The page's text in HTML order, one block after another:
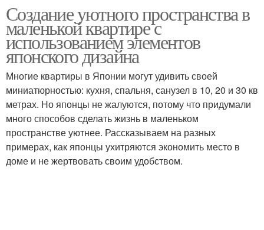
Создание уютного пространства в
маленькой квартире с
использованием элементов
японского дизайна
Многие квартиры в Японии могут удивить своей
миниатюрностью: кухня, спальня, санузел в 10, 20 и 30 кв
метрах. Но японцы не жалуются, потому что придумали
много способов сделать жизнь в маленьком
пространстве уютнее. Рассказываем на разных
примерах, как японцы ухитряются экономить место в
доме и не жертвовать своим удобством.